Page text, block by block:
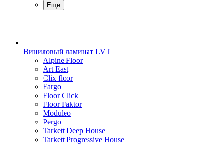
Еще
Виниловый ламинат LVT
Alpine Floor
Art East
Clix floor
Fargo
Floor Click
Floor Faktor
Moduleo
Pergo
Tarkett Deep House
Tarkett Progressive House